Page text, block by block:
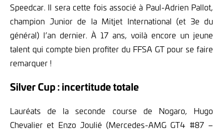
Speedcar. Il sera cette fois associé à Paul-Adrien Pallot,
champion Junior de la Mitjet International (et 3e du
général) l’an dernier. À 17 ans, voilà encore un jeune
talent qui compte bien profiter du FFSA GT pour se faire
remarquer !
Silver Cup : incertitude totale
Lauréats de la seconde course de Nogaro, Hugo
Chevalier et Enzo Joulié (Mercedes-AMG GT4 #87 –